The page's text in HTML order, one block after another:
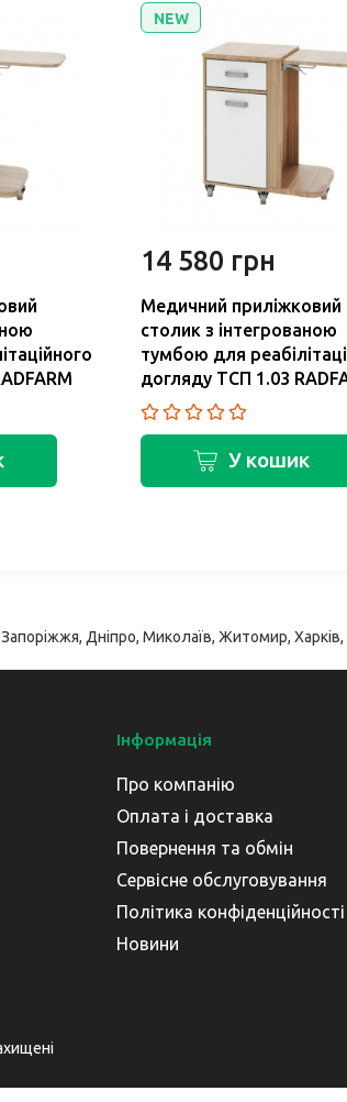
NEW
14 580 грн
Медичний приліжковий
столик з інтегрованою
тумбою для
догляду ТСП 1.03
У кошик
Дніпро, Миколаїв, Житомир, Харків,
Інформація
Про компанію
Оплата і доставка
Повернення та обмін
Сервісне обслуговування
Політика конфіденційності
Новини